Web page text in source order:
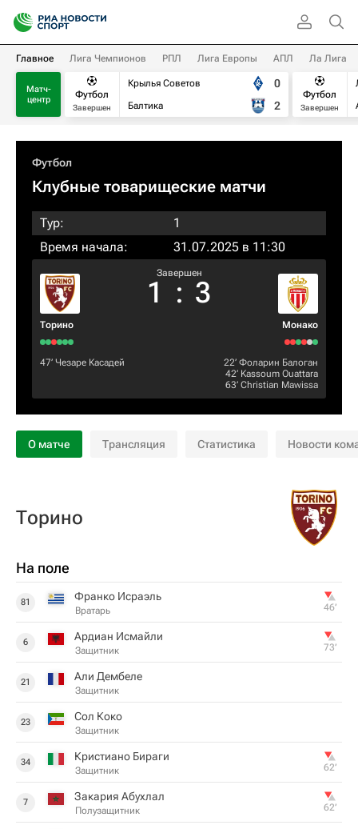
Главное Лига Чемпионов РПЛ Лига Европы АПЛ Ла Лига
Матч-
центр
Футбол
Завершен
Крылья Советов
Балтика
0
2
Футбол
Завершен
Футбол
Клубные товарищеские матчи
Тур:
1
Время начала:
31.07.2025 в 11:30
Торино
Завершен
1 : 3
Монако
47‎’‎ Чезаре Касадей 22‎’‎ Фоларин Балоган
42‎’‎ Kassoum Ouattara
63‎’‎ Christian Mawissa
О матче Трансляция Статистика Новости
Торино
На поле
81 Франко Исраэль
Вратарь 46‎’‎
6 Ардиан Исмайли
Защитник 73‎’‎
21 Али Дембеле
Защитник
23 Сол Коко
Защитник
34 Кристиано Бираги
Защитник 62‎’‎
7 Закария Абухлал
Полузащитник 62‎’‎